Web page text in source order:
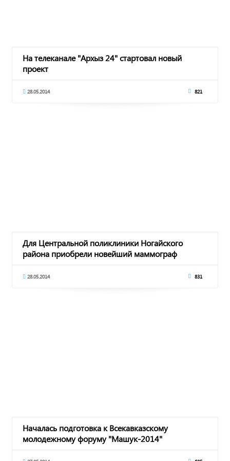
На телеканале "Архыз 24" стартовал новый
проект
28.05.2014 821
Для Центральной поликлиники Ногайского
района приобрели новейший маммограф
28.05.2014 831
Началась подготовка к Всекавказскому
молодежному форуму "Машук-2014"